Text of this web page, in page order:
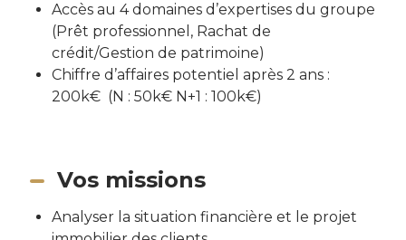
Accès au 4 domaines d’expertises du groupe
(Prêt professionnel, Rachat de
crédit/Gestion de patrimoine)
Chiffre d’affaires potentiel après 2 ans :
200k€ (N : 50k€ N+1 : 100k€)
Vos missions
Analyser la situation financière et le projet